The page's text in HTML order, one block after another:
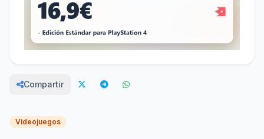
Compartir
Videojuegos